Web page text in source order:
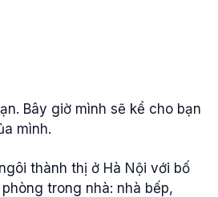
Bây giờ mình sẽ kể cho bạn
mình.
thành thị ở Hà Nội với bố
trong nhà: nhà bếp,